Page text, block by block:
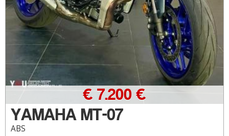
YAMAHA MT-07
ABS
€ 7.200 €